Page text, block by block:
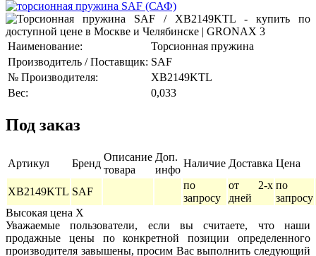
Наименование:
Торсионная пружина
Производитель / Поставщик: SAF
№ Производителя:
XB2149KTL
Вес:
0,033
Под заказ
Артикул Бренд
Описание
товара
Доп.
инфо
Наличие Доставка Цена
XB2149KTL SAF
по
запросу
от 2-х
дней
по
запросу
Высокая цена X
Уважаемые пользователи, если вы считаете, что наши
продажные цены по конкретной позиции определенного
производителя завышены, просим Вас выполнить следующий